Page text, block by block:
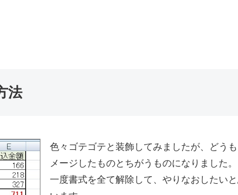
法
色々ゴテゴテと装飾してみましたが、どうも
メージしたものとちがうものになりました。
一度書式を全て解除して、やりなおしたい